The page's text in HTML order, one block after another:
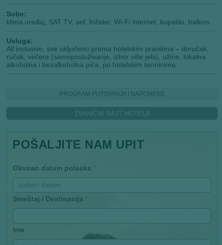
Sobe:
klima uređaj, SAT TV, sef, frižider, Wi-Fi internet, kupatilo, balkon.
Usluga:
All inclusive, sve uključeno prema hotelskim pravilima – doručak,
ručak, večera (samoposluživanje, izbor više jela), užine, lokalna
alkoholna i bezalkoholna pića, po hotelskim terminima.
PROGRAM PUTOVANJA I NAPOMENE
ZVANIČNI SAJT HOTELA
POŠALJITE NAM UPIT
Okviran datum polaska *
Smeštaj / Destinacija *
Ime